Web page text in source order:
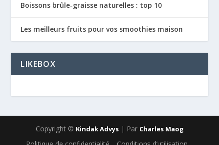
Boissons brûle-graisse naturelles : top 10
Les meilleurs fruits pour vos smoothies maison
LIKEBOX
Copyright © Kindak Advys| Par Charles Maog